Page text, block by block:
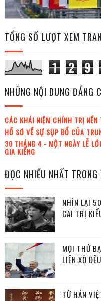
TỔNG SỐ LƯỢT XEM
1 2 9
NHỮNG NỘI DUNG ĐÁNG
CÁC KHÁI NIỆM CHÍNH TRỊ
HỒ SƠ VỀ SỰ SỤP ĐỔ CỦA
30 THÁNG 4 - MỘT NGÀY LỄ
GIA KIỂNG
ĐỌC NHIỀU NHẤT TRONG
NHÌN LẠI
CAI TRỊ
MỌI THỨ
LIÊN XÔ
TỪ HÁN